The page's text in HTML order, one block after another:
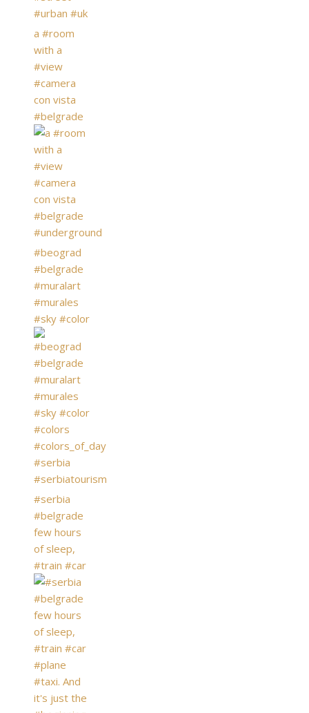
a #room
with a
#view
#camera
con vista
#belgrade
#beograd
#belgrade
#muralart
#murales
#sky #color
#serbia
#belgrade
few hours
of sleep,
#train #car